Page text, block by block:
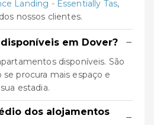
Landing - Essentially Tas,
nossos clientes.
em Dover? −
disponíveis. São
procura mais espaço e
estadia.
dos alojamentos
−